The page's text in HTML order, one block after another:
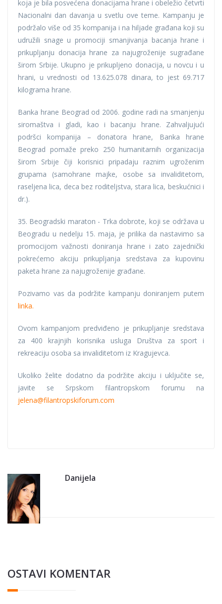
koja je bila posvećena donacijama hrane i obeležio četvrti
Nacionalni dan davanja u svetlu ove teme. Kampanju je
podržalo više od 35 kompanija i na hiljade građana koji su
udružili snage u promociji smanjivanja bacanja hrane i
prikupljanju donacija hrane za najugroženije sugrađane
širom Srbije. Ukupno je prikupljeno donacija, u novcu i u
hrani, u vrednosti od 13.625.078 dinara, to jest 69.717
kilograma hrane.
Banka hrane Beograd od 2006. godine radi na smanjenju
siromaštva i gladi, kao i bacanju hrane. Zahvaljujući
podršci kompanija – donatora hrane, Banka hrane
Beograd pomaže preko 250 humanitarnih organizacija
širom Srbije čiji korisnici pripadaju raznim ugroženim
grupama (samohrane majke, osobe sa invaliditetom,
raseljena lica, deca bez roditeljstva, stara lica, beskućnici i
dr.).
35. Beogradski maraton - Trka dobrote, koji se održava u
Beogradu u nedelju 15. maja, je prilika da nastavimo sa
promocijom važnosti doniranja hrane i zato zajednički
pokrećemo akciju prikupljanja sredstava za kupovinu
paketa hrane za najugroženije građane.
Pozivamo vas da podržite kampanju doniranjem putem
linka.
Ovom kampanjom predviđeno je prikupljanje sredstava
za 400 krajnjih korisnika usluga Društva za sport i
rekreaciju osoba sa invaliditetom iz Kragujevca.
Ukoliko želite dodatno da podržite akciju i uključite se,
javite se Srpskom filantropskom forumu na
jelena@filantropskiforum.com
Danijela
OSTAVI KOMENTAR